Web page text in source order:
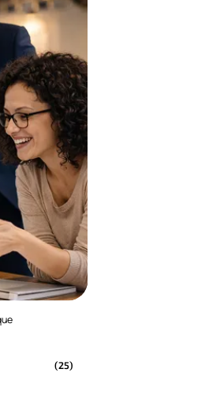
(25)